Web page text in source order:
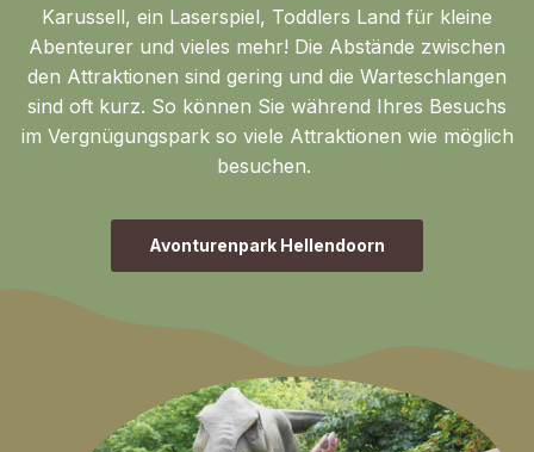
Karussell, ein Laserspiel, Toddlers Land für kleine
Abenteurer und vieles mehr! Die Abstände zwischen
den Attraktionen sind gering und die Warteschlangen
sind oft kurz. So können Sie während Ihres Besuchs
im Vergnügungspark so viele Attraktionen wie möglich
besuchen.
Avonturenpark Hellendoorn